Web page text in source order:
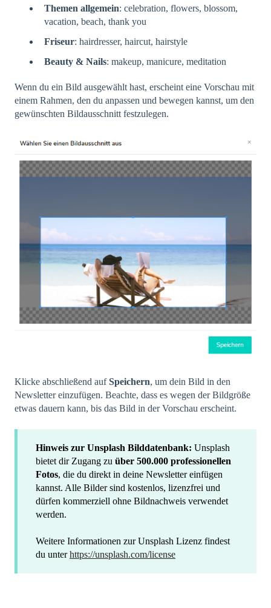
Themen allgemein: celebration, flowers, blossom,
vacation, beach, thank you
Friseur: hairdresser, haircut, hairstyle
Beauty & Nails: makeup, manicure, meditation
Wenn du ein Bild ausgewählt hast, erscheint eine Vorschau mit
einem Rahmen, den du anpassen und bewegen kannst, um den
gewünschten Bildausschnitt festzulegen.
Klicke abschließend aufSpeichern, um dein Bild in den
Newsletter einzufügen. Beachte, dass es wegen der Bildgröße
etwas dauern kann, bis das Bild in der Vorschau erscheint.
Hinweis zur Unsplash Bilddatenbank: Unsplash
bietet dir Zugang zu über 500.000 professionellen
Fotos, die du direkt in deine Newsletter einfügen
kannst. Alle Bilder sind kostenlos, lizenzfrei und
dürfen kommerziell ohne Bildnachweis verwendet
werden.
Weitere Informationen zur Unsplash Lizenz findest
du unterhttps://unsplash.com/license